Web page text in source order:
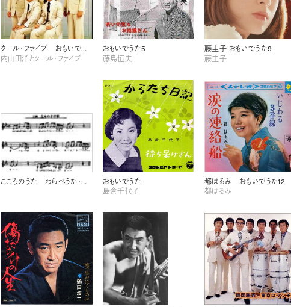
クール・ファイブ おもいでうた9
内山田洋とクール・ファイブ
おもいでうた5
藤島恒夫
藤圭子 おもいでうた9
藤圭子
こころのうた わらべうた・古謡
おもいでうた
島倉千代子
都はるみ おもいでうた12
都はるみ